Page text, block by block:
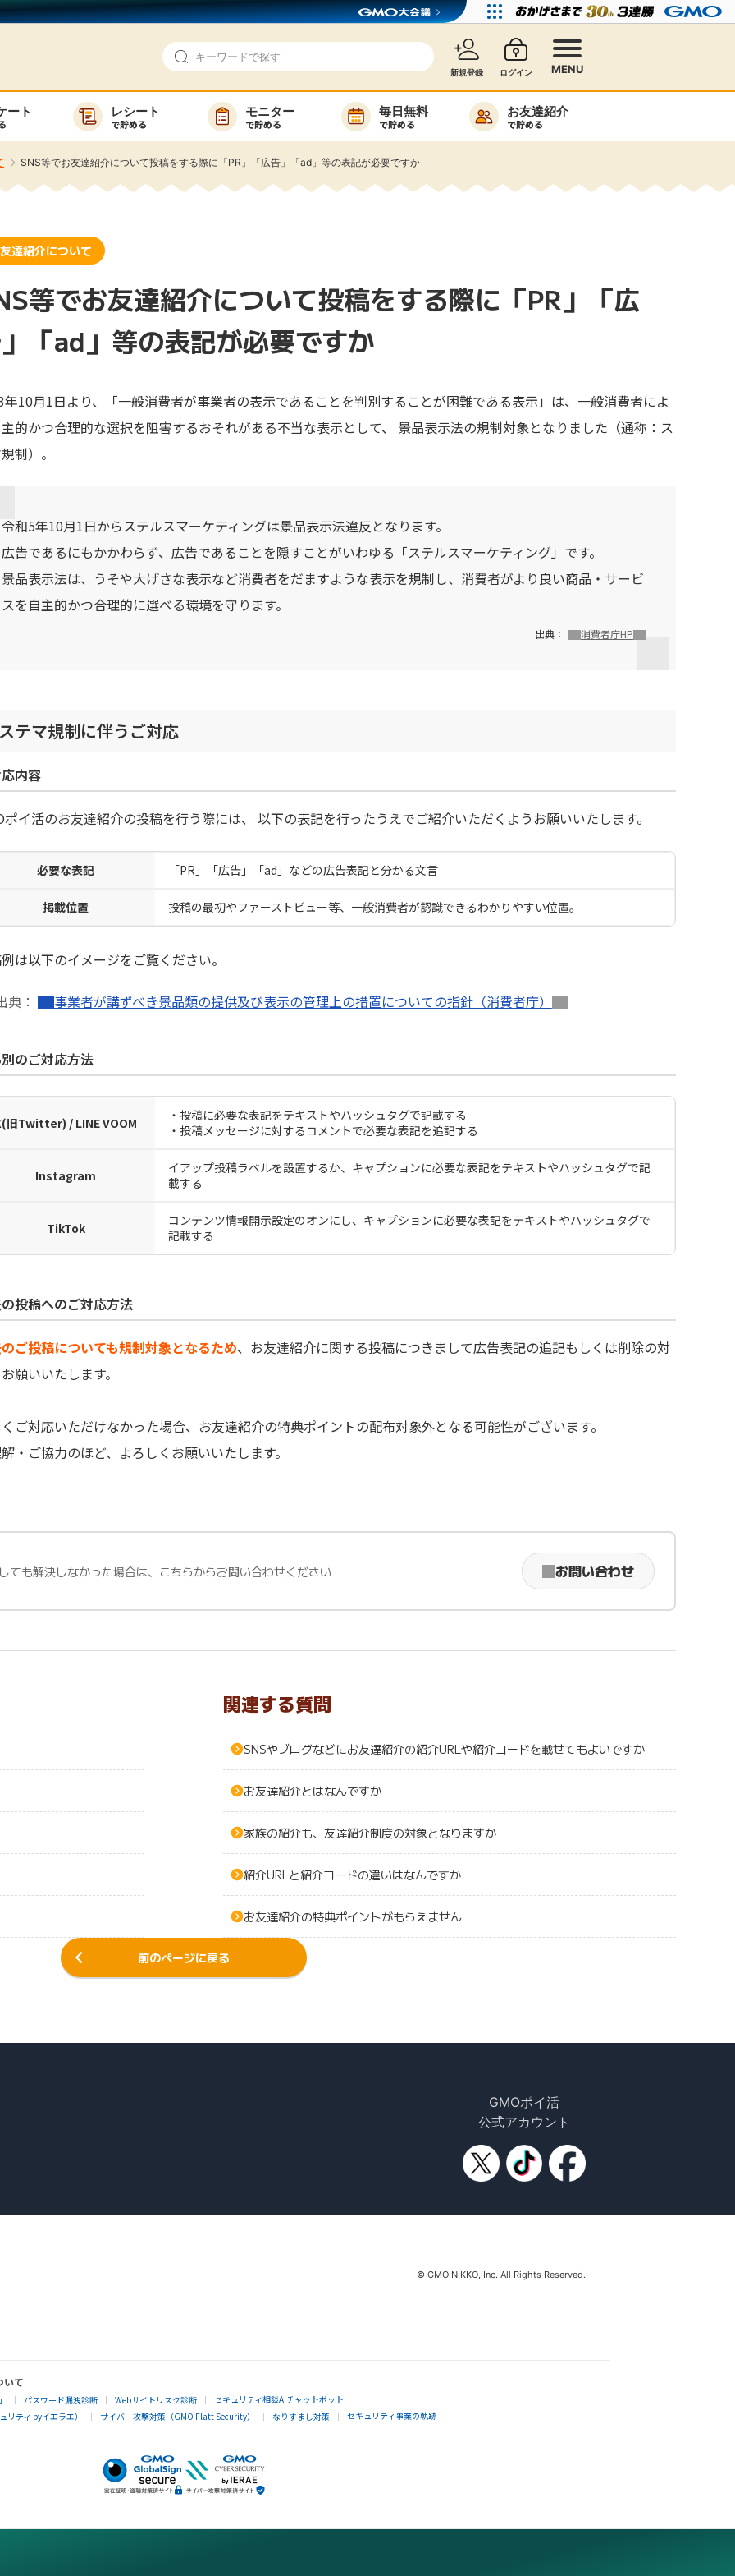
新規登録 ログイン MENU
買い物
モニター
ート レシート
で貯める
モニター
で貯める
毎日無料
で貯める
お友達紹介
で貯める
SNS等でお友達紹介について投稿をする際に「PR」「広告」「ad」等の表記が必要ですか
検索
楽天ビューティ 楽天24 楽天トラベル 楽天ブックス
楽天toto【無料利
140P
楽天レシピ
ビス一覧
カテゴリーから検索
新着 高還元 無料
お得情報
（貯まる・使えるお店）
情報
達紹介について
等でお友達紹介について投稿をする際に「PR」「広
「ad」等の表記が必要ですか
年10月1日より、「一般消費者が事業者の表示であることを判別することが困難である表示」は、一般消費者によ
的かつ合理的な選択を阻害するおそれがある不当な表示として、 景品表示法の規制対象となりました（通称：ス
制）。
令和5年10月1日からステルスマーケティングは景品表示法違反となります。
広告であるにもかかわらず、広告であることを隠すことがいわゆる「ステルスマーケティング」です。
景品表示法は、うそや大げさな表示など消費者をだますような表示を規制し、消費者がより良い商品・サービ
スを自主的かつ合理的に選べる環境を守ります。
出典： 消費者庁HP
ステマ規制に伴うご対応
内容
ポイ活のお友達紹介の投稿を行う際には、 以下の表記を行ったうえでご紹介いただくようお願いいたします。
必要な表記 「PR」「広告」「ad」などの広告表記と分かる文言
掲載位置 投稿の最初やファーストビュー等、一般消費者が認識できるわかりやすい位置。
は以下のイメージをご覧ください。
典： 事業者が講ずべき景品類の提供及び表示の管理上の措置についての指針（消費者庁）
のご対応方法
旧Twitter) / LINE VOOM
・投稿に必要な表記をテキストやハッシュタグで記載する
・投稿メッセージに対するコメントで必要な表記を追記する
Instagram
イアップ投稿ラベルを設置するか、キャプションに必要な表記をテキストやハッシュタグで記
載する
TikTok
コンテンツ情報開示設定のオンにし、キャプションに必要な表記をテキストやハッシュタグで
記載する
投稿へのご対応方法
ご投稿についても規制対象となるため、お友達紹介に関する投稿につきまして広告表記の追記もしくは削除の対
願いいたします。
ご対応いただけなかった場合、お友達紹介の特典ポイントの配布対象外となる可能性がございます。
・ご協力のほど、よろしくお願いいたします。
ても解決しなかった場合は、こちらからお問い合わせください お問い合わせ
関連する質問
SNSやブログなどにお友達紹介の紹介URLや紹介コードを載せてもよいですか
お友達紹介とはなんですか
家族の紹介も、友達紹介制度の対象となりますか
紹介URLと紹介コードの違いはなんですか
お友達紹介の特典ポイントがもらえません
前のページに戻る
GMOポイ活
公式アカウント
© GMO NIKKO, Inc. All Rights Reserved.
いて
パスワード漏洩診断 Webサイトリスク診断
セキュリティ相談AIチャットボット
ティ byイエラエ） サイバー攻撃対策（GMO Flatt Security） なりすまし対策 セキュリティ事業の軌跡